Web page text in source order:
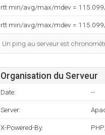
rtt min/avg/max/mdev =
rtt min/avg/max/mdev =
Un ping au serveur est
Organisation du Serveur
Date: --
Server:
X-Powered-By: